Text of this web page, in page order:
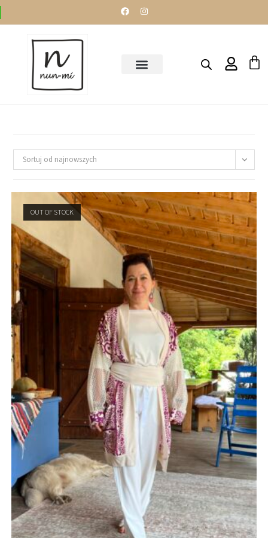
Sortuj od najnowszych
OUT OF STOCK